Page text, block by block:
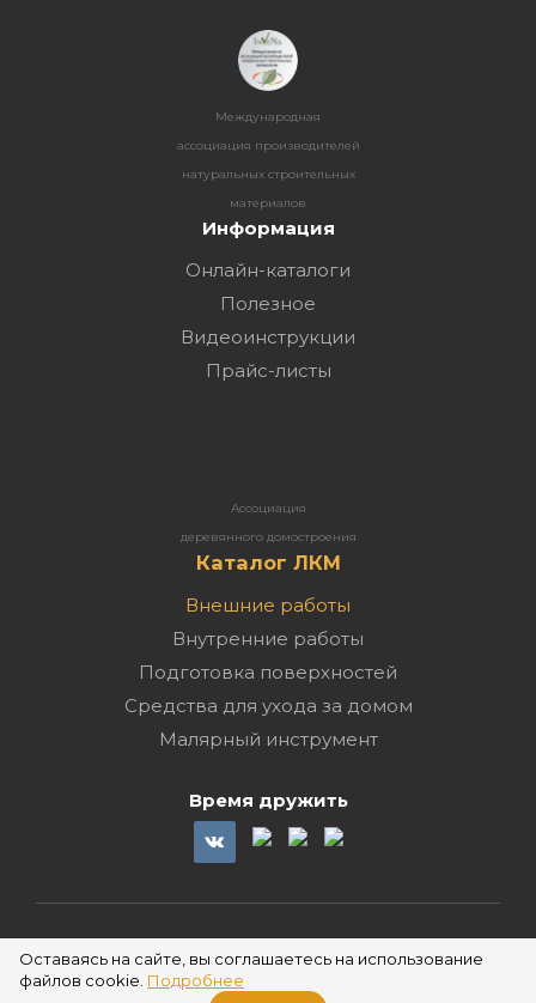
Международная
ассоциация производителей
натуральных строительных
материалов
Информация
Онлайн-каталоги
Полезное
Видеоинструкции
Прайс-листы
Ассоциация
деревянного домостроения
Каталог ЛКМ
Внешние работы
Внутренние работы
Подготовка поверхностей
Средства для ухода за домом
Малярный инструмент
Время дружить
2026 ©
Оставаясь на сайте, вы соглашаетесь на использование
файлов cookie. Подробнее